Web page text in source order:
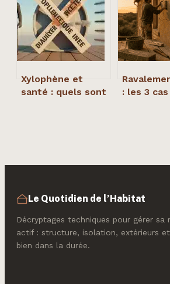
à éviter
Xylophène et
santé : quels sont
: les 3
Le Quotidien de l’Habitat
Décryptages techniques pour gérer sa
actif : structure, isolation, extérieurs
bien dans la durée.